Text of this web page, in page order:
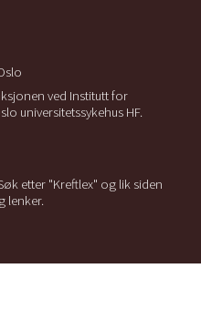
ved Institutt for
universitetssykehus HF.
etter "Kreftlex" og lik siden
lenker.